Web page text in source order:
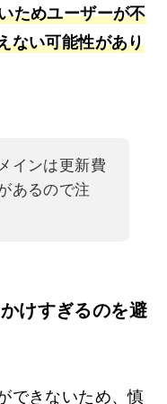
ためユーザーが不
ない可能性があり
インは更新費
あるので注
けすぎるのを避
できないため、慎